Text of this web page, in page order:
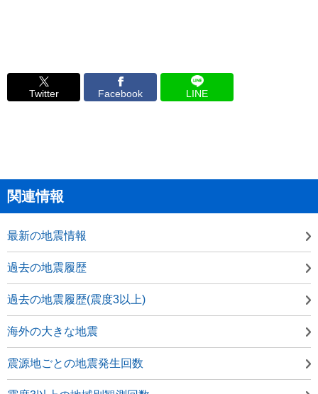
Twitter Facebook LINE
関連情報
最新の地震情報
過去の地震履歴
過去の地震履歴(震度3以上)
海外の大きな地震
震源地ごとの地震発生回数